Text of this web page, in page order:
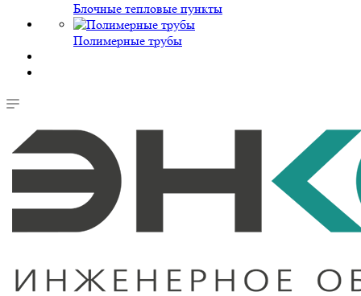
Блочные тепловые пункты
Полимерные трубы